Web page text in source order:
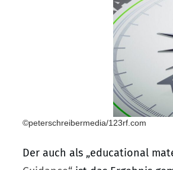
©peterschreibermedia/123rf.com
Der auch als „educational